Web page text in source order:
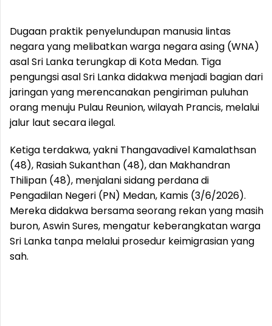
Dugaan praktik penyelundupan manusia lintas
negara yang melibatkan warga negara asing (WNA)
asal Sri Lanka terungkap di Kota Medan. Tiga
pengungsi asal Sri Lanka didakwa menjadi bagian dari
jaringan yang merencanakan pengiriman puluhan
orang menuju Pulau Reunion, wilayah Prancis, melalui
jalur laut secara ilegal.
Ketiga terdakwa, yakni Thangavadivel Kamalathsan
(48), Rasiah Sukanthan (48), dan Makhandran
Thilipan (48), menjalani sidang perdana di
Pengadilan Negeri (PN) Medan, Kamis (3/6/2026).
Mereka didakwa bersama seorang rekan yang masih
buron, Aswin Sures, mengatur keberangkatan warga
Sri Lanka tanpa melalui prosedur keimigrasian yang
sah.